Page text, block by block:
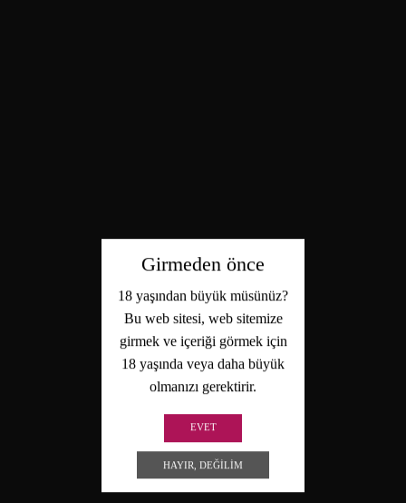
Girmeden önce
18 yaşından büyük müsünüz?
Bu web sitesi, web sitemize
girmek ve içeriği görmek için
18 yaşında veya daha büyük
olmanızı gerektirir.
EVET
HAYIR, DEĞILIM